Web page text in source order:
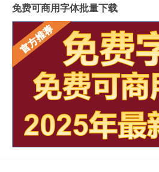
免费可商用字体批量下载